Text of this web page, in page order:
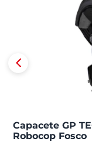
Capacete GP
Robocop Fosco